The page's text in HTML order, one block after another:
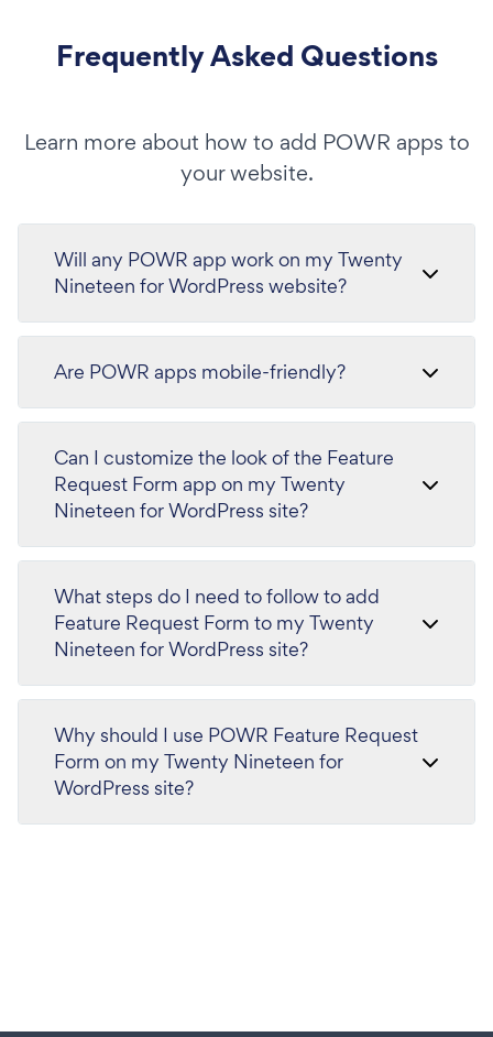
Frequently Asked Questions
Learn more about how to add POWR apps to
your website.
Will any POWR app work on my Twenty
Nineteen for WordPress website?
Are POWR apps mobile-friendly?
Can I customize the look of the Feature
Request Form app on my Twenty
Nineteen for WordPress site?
What steps do I need to follow to add
Feature Request Form to my Twenty
Nineteen for WordPress site?
Why should I use POWR Feature Request
Form on my Twenty Nineteen for
WordPress site?